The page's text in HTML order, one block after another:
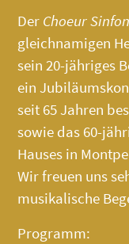
Der Choeur
gleichnamigen
sein 20-jähriges
ein
seit 65 Jahren
sowie das 60-
Hauses in
Wir freuen uns
musikalische
Programm: